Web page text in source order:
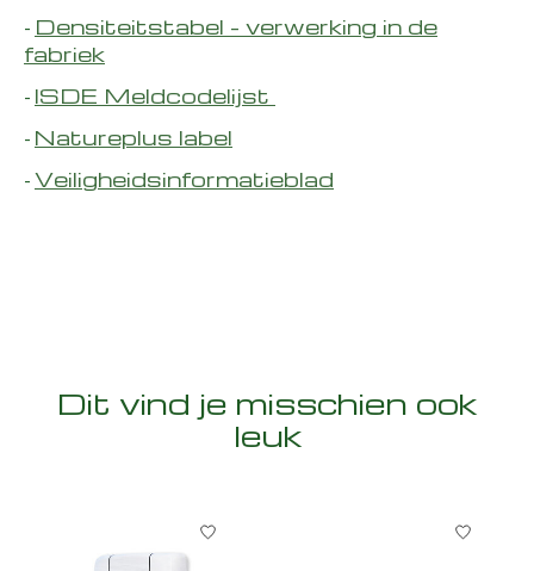
- Densiteitstabel - verwerking in de
fabriek
- ISDE Meldcodelijst
- Natureplus label
- Veiligheidsinformatieblad
Dit vind je misschien ook
leuk